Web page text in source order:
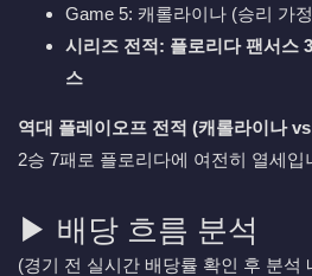
Game 5: 캐롤라이나 (승리 가
시리즈 전적: 플로리다 팬서스
스
역대 플레이오프 전적 (캐롤라이나
2승 7패로 플로리다에 여전히 열세입
▶ 배당 흐름 분석
(경기 전 실시간 배당률 확인 후 분석